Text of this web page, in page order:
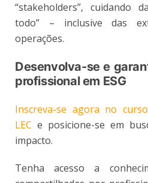
“stakeholders”, cuidando
todo” – inclusive das
operações.
Desenvolva-se e
profissional em ESG
Inscreva-se agora no
LEC e posicione-se em
impacto.
Tenha acesso a